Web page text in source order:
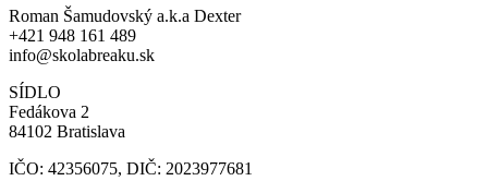
Roman Šamudovský a.k.a Dexter
+421 948 161 489
info@skolabreaku.sk
SÍDLO
Fedákova 2
84102 Bratislava
IČO: 42356075, DIČ: 2023977681